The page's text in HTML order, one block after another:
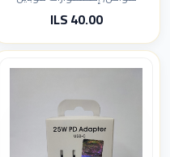
40.00 ILS